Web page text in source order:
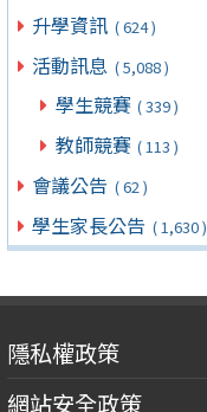
升學資訊 ( 624 )
活動訊息 ( 5,088 )
學生競賽 ( 339 )
教師競賽 ( 113 )
會議公告 ( 62 )
學生家長公告 ( 1,630 )
隱私權政策
網站安全政策